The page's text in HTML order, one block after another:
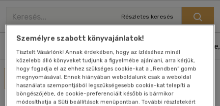
Részletes keresés
Művei
Nincs találat
Személyre szabott könyvajánlatok!
Tisztelt Vásárlónk! Annak érdekében, hogy az ízléséhez minél
közelebb álló könyveket tudjunk a figyelmébe ajánlani, arra kérjük,
hogy fogadja el az ehhez szükséges cookie-kat a „Rendben” gomb
megnyomásával. Ennek hiányában weboldalunk csak a weboldal
használata szempontjából legszükségesebb cookie-kat telepíti a
böngészőjébe, de cookie-preferenciáit később is bármikor
módosíthatja a Süti beállítások menüpontban. További részletekért